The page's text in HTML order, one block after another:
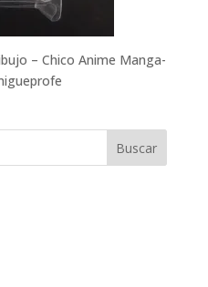
– Chico Anime Manga-